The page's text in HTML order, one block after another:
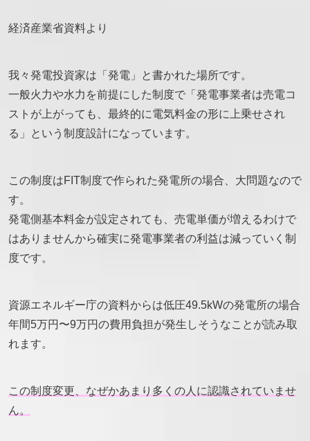
経済産業省資料より
我々発電投資家は「発電」と書かれた場所です。
一般火力や水力を前提にした制度で「発電事業者は売電コ
ストが上がっても、最終的に電気料金の形に上乗せされ
る」という制度設計になっています。
この制度はFIT制度で作られた発電所の場合、大問題なので
す。
発電側基本料金が設定されても、売電単価が増えるわけで
はありませんから確実に発電事業者の利益は減っていく制
度です。
資源エネルギー庁の資料からは低圧49.5kWの発電所の場合
年間5万円〜9万円の費用負担が発生しそうなことが読み取
れます。
この制度変更、なぜかあまり多くの人に認識されていませ
ん。